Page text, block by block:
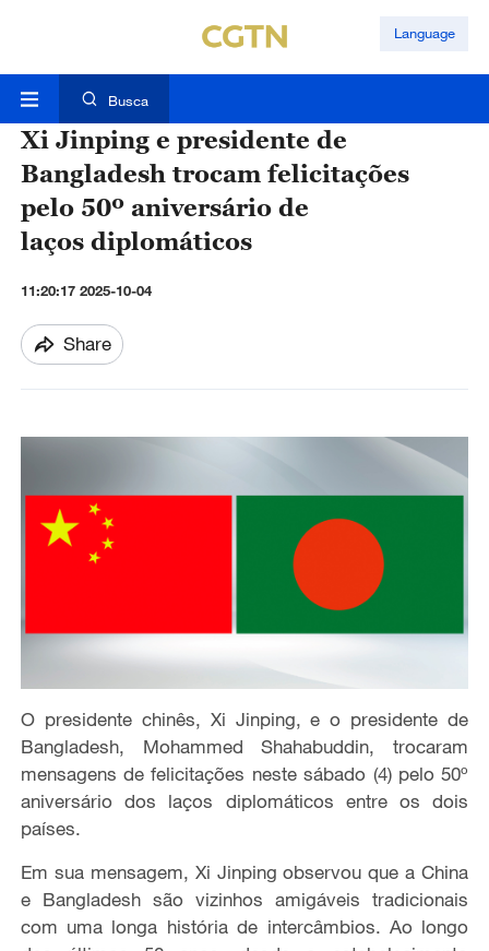
Language
Busca
Xi Jinping e presidente de
Bangladesh trocam felicitações
pelo 50º aniversário de
laços diplomáticos
11:20:17 2025-10-04
Share
O presidente chinês, Xi Jinping, e o presidente de
Bangladesh, Mohammed Shahabuddin, trocaram
mensagens de felicitações neste sábado (4) pelo 50º
aniversário dos laços diplomáticos entre os dois
países.
Em sua mensagem, Xi Jinping observou que a China
e Bangladesh são vizinhos amigáveis tradicionais
com uma longa história de intercâmbios. Ao longo